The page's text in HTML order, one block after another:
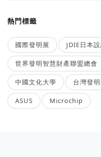
熱門標籤
國際發明展 JDIE日本
世界發明智慧財產聯盟總會
中國文化大學 台灣發
ASUS Microchip